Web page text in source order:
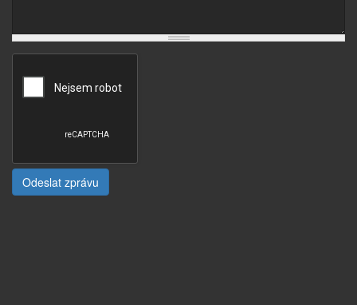
Odeslat zprávu